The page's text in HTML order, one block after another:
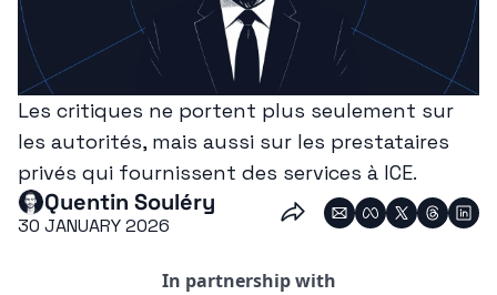
Les critiques ne portent plus seulement sur
les autorités, mais aussi sur les prestataires
privés qui fournissent des services à ICE.
Quentin Souléry
30 JANUARY 2026
In partnership with